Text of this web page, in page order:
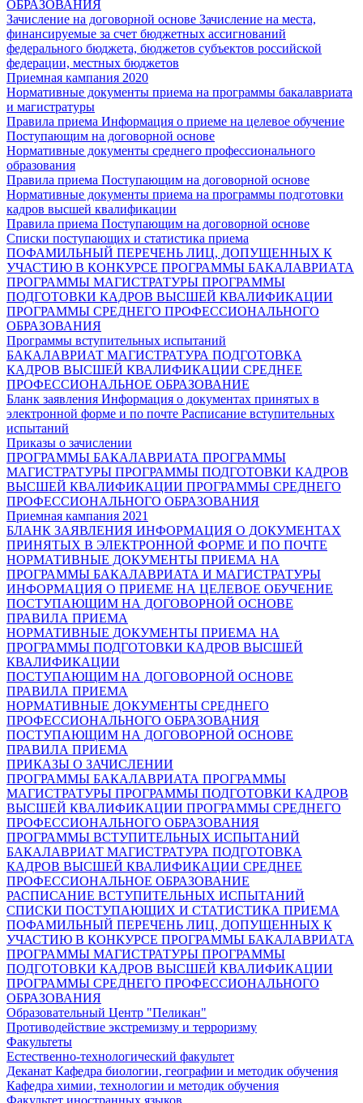
ОБРАЗОВАНИЯ
Зачисление на договорной основе Зачисление на места,
финансируемые за счет бюджетных ассигнований
федерального бюджета, бюджетов субъектов российской
федерации, местных бюджетов
Приемная кампания 2020
Нормативные документы приема на программы бакалавриата
и магистратуры
Правила приема Информация о приеме на целевое обучение
Поступающим на договорной основе
Нормативные документы среднего профессионального
образования
Правила приема Поступающим на договорной основе
Нормативные документы приема на программы подготовки
кадров высшей квалификации
Правила приема Поступающим на договорной основе
Списки поступающих и статистика приема
ПОФАМИЛЬНЫЙ ПЕРЕЧЕНЬ ЛИЦ, ДОПУЩЕННЫХ К
УЧАСТИЮ В КОНКУРСЕ ПРОГРАММЫ БАКАЛАВРИАТА
ПРОГРАММЫ МАГИСТРАТУРЫ ПРОГРАММЫ
ПОДГОТОВКИ КАДРОВ ВЫСШЕЙ КВАЛИФИКАЦИИ
ПРОГРАММЫ СРЕДНЕГО ПРОФЕССИОНАЛЬНОГО
ОБРАЗОВАНИЯ
Программы вступительных испытаний
БАКАЛАВРИАТ МАГИСТРАТУРА ПОДГОТОВКА
КАДРОВ ВЫСШЕЙ КВАЛИФИКАЦИИ СРЕДНЕЕ
ПРОФЕССИОНАЛЬНОЕ ОБРАЗОВАНИЕ
Бланк заявления Информация о документах принятых в
электронной форме и по почте Расписание вступительных
испытаний
Приказы о зачислении
ПРОГРАММЫ БАКАЛАВРИАТА ПРОГРАММЫ
МАГИСТРАТУРЫ ПРОГРАММЫ ПОДГОТОВКИ КАДРОВ
ВЫСШЕЙ КВАЛИФИКАЦИИ ПРОГРАММЫ СРЕДНЕГО
ПРОФЕССИОНАЛЬНОГО ОБРАЗОВАНИЯ
Приемная кампания 2021
БЛАНК ЗАЯВЛЕНИЯ ИНФОРМАЦИЯ О ДОКУМЕНТАХ
ПРИНЯТЫХ В ЭЛЕКТРОННОЙ ФОРМЕ И ПО ПОЧТЕ
НОРМАТИВНЫЕ ДОКУМЕНТЫ ПРИЕМА НА
ПРОГРАММЫ БАКАЛАВРИАТА И МАГИСТРАТУРЫ
ИНФОРМАЦИЯ О ПРИЕМЕ НА ЦЕЛЕВОЕ ОБУЧЕНИЕ
ПОСТУПАЮЩИМ НА ДОГОВОРНОЙ ОСНОВЕ
ПРАВИЛА ПРИЕМА
НОРМАТИВНЫЕ ДОКУМЕНТЫ ПРИЕМА НА
ПРОГРАММЫ ПОДГОТОВКИ КАДРОВ ВЫСШЕЙ
КВАЛИФИКАЦИИ
ПОСТУПАЮЩИМ НА ДОГОВОРНОЙ ОСНОВЕ
ПРАВИЛА ПРИЕМА
НОРМАТИВНЫЕ ДОКУМЕНТЫ СРЕДНЕГО
ПРОФЕССИОНАЛЬНОГО ОБРАЗОВАНИЯ
ПОСТУПАЮЩИМ НА ДОГОВОРНОЙ ОСНОВЕ
ПРАВИЛА ПРИЕМА
ПРИКАЗЫ О ЗАЧИСЛЕНИИ
ПРОГРАММЫ БАКАЛАВРИАТА ПРОГРАММЫ
МАГИСТРАТУРЫ ПРОГРАММЫ ПОДГОТОВКИ КАДРОВ
ВЫСШЕЙ КВАЛИФИКАЦИИ ПРОГРАММЫ СРЕДНЕГО
ПРОФЕССИОНАЛЬНОГО ОБРАЗОВАНИЯ
ПРОГРАММЫ ВСТУПИТЕЛЬНЫХ ИСПЫТАНИЙ
БАКАЛАВРИАТ МАГИСТРАТУРА ПОДГОТОВКА
КАДРОВ ВЫСШЕЙ КВАЛИФИКАЦИИ СРЕДНЕЕ
ПРОФЕССИОНАЛЬНОЕ ОБРАЗОВАНИЕ
РАСПИСАНИЕ ВСТУПИТЕЛЬНЫХ ИСПЫТАНИЙ
СПИСКИ ПОСТУПАЮЩИХ И СТАТИСТИКА ПРИЕМА
ПОФАМИЛЬНЫЙ ПЕРЕЧЕНЬ ЛИЦ, ДОПУЩЕННЫХ К
УЧАСТИЮ В КОНКУРСЕ ПРОГРАММЫ БАКАЛАВРИАТА
ПРОГРАММЫ МАГИСТРАТУРЫ ПРОГРАММЫ
ПОДГОТОВКИ КАДРОВ ВЫСШЕЙ КВАЛИФИКАЦИИ
ПРОГРАММЫ СРЕДНЕГО ПРОФЕССИОНАЛЬНОГО
ОБРАЗОВАНИЯ
Образовательный Центр "Пеликан"
Противодействие экстремизму и терроризму
Факультеты
Естественно-технологический факультет
Деканат Кафедра биологии, географии и методик обучения
Кафедра химии, технологии и методик обучения
Факультет иностранных языков